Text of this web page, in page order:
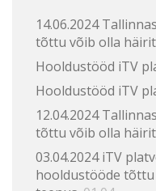
14.06.2024
tõttu võib olla
Hooldustööd iTV
Hooldustööd iTV
12.04.2024
tõttu võib olla
03.04.2024 iTV
hooldustööde